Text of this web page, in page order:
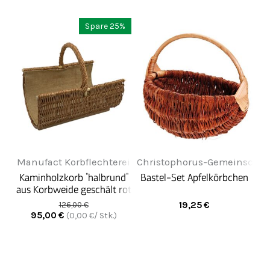
Spare 25%
Manufact Korbflechterei
Kaminholzkorb "halbrund"
aus Korbweide geschält rot
gesotten - braun
126,00 €
95,00 € (0,00 €/ Stk.)
Christophorus-
Bastel-Set Apfelkörbchen
19,25€